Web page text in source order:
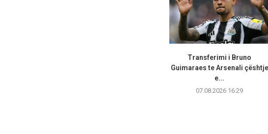
Transferimi i Bruno
Guimaraes te Arsenali çështje
e...
07.08.2026 16:29